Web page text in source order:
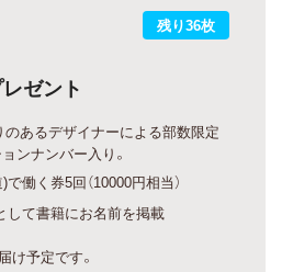
残り36枚
ゼント
あるデザイナーによる部数限定
ンナンバー入り。
働く券5回（10000円相当）
して書籍にお名前を掲載
け予定です。